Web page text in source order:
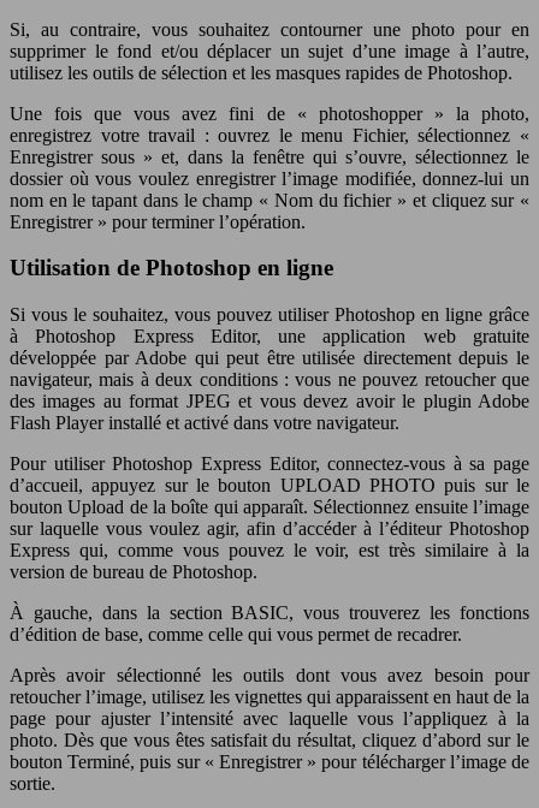
Si, au contraire, vous souhaitez contourner une photo pour en
supprimer le fond et/ou déplacer un sujet d’une image à l’autre,
utilisez les outils de sélection et les masques rapides de Photoshop.
Une fois que vous avez fini de « photoshopper » la photo,
enregistrez votre travail : ouvrez le menu Fichier, sélectionnez «
Enregistrer sous » et, dans la fenêtre qui s’ouvre, sélectionnez le
dossier où vous voulez enregistrer l’image modifiée, donnez-lui un
nom en le tapant dans le champ « Nom du fichier » et cliquez sur «
Enregistrer » pour terminer l’opération.
Utilisation de Photoshop en ligne
Si vous le souhaitez, vous pouvez utiliser Photoshop en ligne grâce
à Photoshop Express Editor, une application web gratuite
développée par Adobe qui peut être utilisée directement depuis le
navigateur, mais à deux conditions : vous ne pouvez retoucher que
des images au format JPEG et vous devez avoir le plugin Adobe
Flash Player installé et activé dans votre navigateur.
Pour utiliser Photoshop Express Editor, connectez-vous à sa page
d’accueil, appuyez sur le bouton UPLOAD PHOTO puis sur le
bouton Upload de la boîte qui apparaît. Sélectionnez ensuite l’image
sur laquelle vous voulez agir, afin d’accéder à l’éditeur Photoshop
Express qui, comme vous pouvez le voir, est très similaire à la
version de bureau de Photoshop.
À gauche, dans la section BASIC, vous trouverez les fonctions
d’édition de base, comme celle qui vous permet de recadrer.
Après avoir sélectionné les outils dont vous avez besoin pour
retoucher l’image, utilisez les vignettes qui apparaissent en haut de la
page pour ajuster l’intensité avec laquelle vous l’appliquez à la
photo. Dès que vous êtes satisfait du résultat, cliquez d’abord sur le
bouton Terminé, puis sur « Enregistrer » pour télécharger l’image de
sortie.